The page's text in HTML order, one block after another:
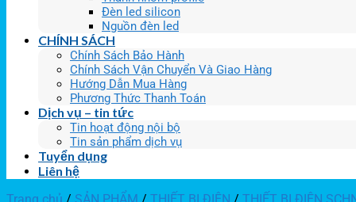
Đèn led silicon
Nguồn đèn led
CHÍNH SÁCH
Chính Sách Bảo Hành
Chính Sách Vận Chuyển Và Giao Hàng
Hướng Dẫn Mua Hàng
Phương Thức Thanh Toán
Dịch vụ – tin tức
Tin hoạt động nội bộ
Tin sản phẩm dịch vụ
Tuyển dụng
Liên hệ